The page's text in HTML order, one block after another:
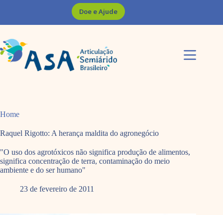
Doe e Ajude
Home
Raquel Rigotto: A herança maldita do agronegócio
"O uso dos agrotóxicos não significa produção de alimentos,
significa concentração de terra, contaminação do meio
ambiente e do ser humano"
23 de fevereiro de 2011